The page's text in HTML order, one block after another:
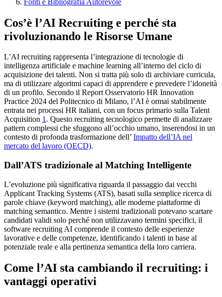
Cos’è l’AI Recruiting e perché sta
rivoluzionando le Risorse Umane
L’AI recruiting rappresenta l’integrazione di tecnologie di
intelligenza artificiale e machine learning all’interno del ciclo di
acquisizione dei talenti. Non si tratta più solo di archiviare curricula,
ma di utilizzare algoritmi capaci di apprendere e prevedere l’idoneità
di un profilo. Secondo il Report Osservatorio HR Innovation
Practice 2024 del Politecnico di Milano, l’AI è ormai stabilmente
entrata nei processi HR italiani, con un focus primario sulla Talent
Acquisition 1. Questo recruiting tecnologico permette di analizzare
pattern complessi che sfuggono all’occhio umano, inserendosi in un
contesto di profonda trasformazione dell’ Impatto dell’IA nel
mercato del lavoro (OECD).
Dall’ATS tradizionale al Matching Intelligente
L’evoluzione più significativa riguarda il passaggio dai vecchi
Applicant Tracking Systems (ATS), basati sulla semplice ricerca di
parole chiave (keyword matching), alle moderne piattaforme di
matching semantico. Mentre i sistemi tradizionali potevano scartare
candidati validi solo perché non utilizzavano termini specifici, il
software recruiting AI comprende il contesto delle esperienze
lavorative e delle competenze, identificando i talenti in base al
potenziale reale e alla pertinenza semantica della loro carriera.
Come l’AI sta cambiando il recruiting: i
vantaggi operativi